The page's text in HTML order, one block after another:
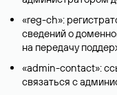
«reg-ch»:
сведений о
на передачу
«admin-contact»:
связаться с